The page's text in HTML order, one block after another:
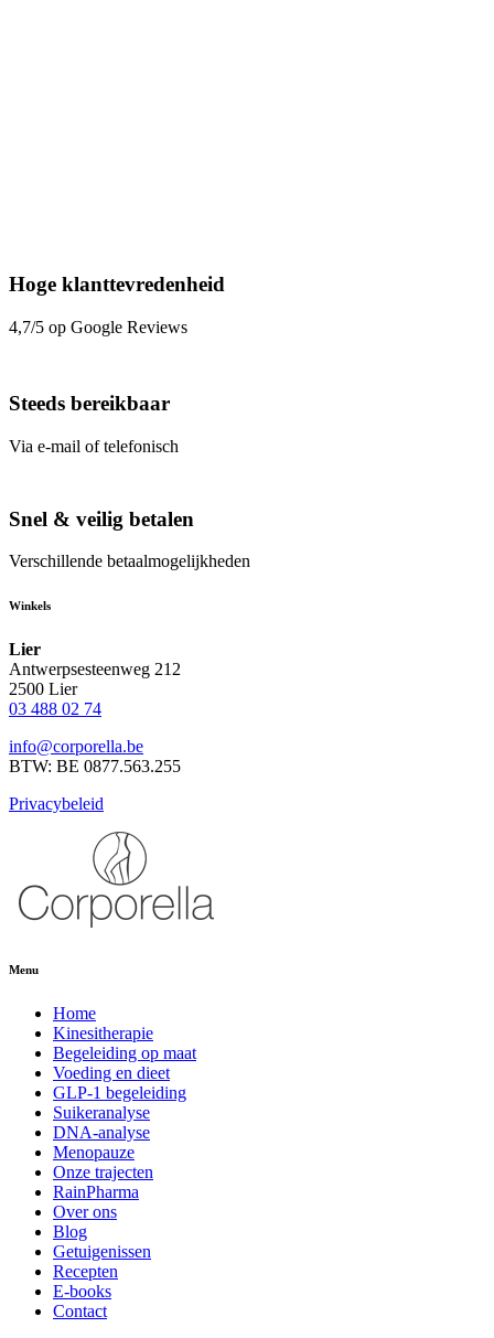
Hoge klanttevredenheid
4,7/5 op Google Reviews
Steeds bereikbaar
Via e-mail of telefonisch
Snel & veilig betalen
Verschillende betaalmogelijkheden
Winkels
Lier
Antwerpsesteenweg 212
2500 Lier
03 488 02 74
info@corporella.be
BTW: BE 0877.563.255
Privacybeleid
Menu
Home
Kinesitherapie
Begeleiding op maat
Voeding en dieet
GLP-1 begeleiding
Suikeranalyse
DNA-analyse
Menopauze
Onze trajecten
RainPharma
Over ons
Blog
Getuigenissen
Recepten
E-books
Contact